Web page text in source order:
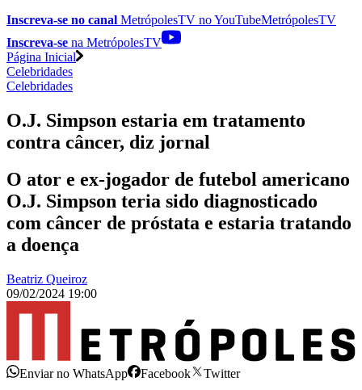
Inscreva-se no canal MetrópolesTV noYouTubeMetrópolesTV
Inscreva-se na MetrópolesTV
Página Inicial
Celebridades
Celebridades
O.J. Simpson estaria em tratamento
contra câncer, diz jornal
O ator e ex-jogador de futebol americano
O.J. Simpson teria sido diagnosticado
com câncer de próstata e estaria tratando
a doença
Beatriz Queiroz
09/02/2024 19:00
Enviar no WhatsApp Facebook
Twitter